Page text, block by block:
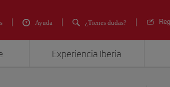
Ayuda ¿Tienes dudas?
Experiencia Iberia